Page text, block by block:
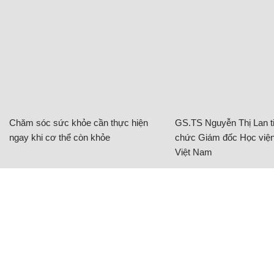
Chăm sóc sức khỏe cần thực hiện
ngay khi cơ thể còn khỏe
GS.TS Nguyễn Thị Lan
chức Giám đốc Học
Việt Nam